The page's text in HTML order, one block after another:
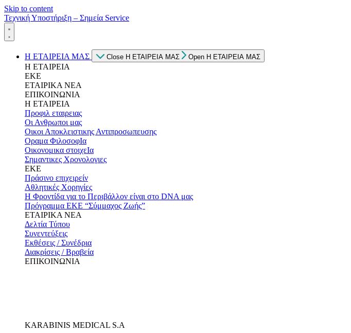
Skip to content
Τεχνική Υποστήριξη – Σημεία Service
Η ΕΤΑΙΡΕΙΑ ΜΑΣ Close Η ΕΤΑΙΡΕΙΑ ΜΑΣ Open Η ΕΤΑΙΡΕΙΑ ΜΑΣ
Η ΕΤΑΙΡΕΙΑ
ΕΚΕ
ΕΤΑΙΡΙΚΑ ΝΕΑ
ΕΠΙΚΟΙΝΩΝΙΑ
Η ΕΤΑΙΡΕΙΑ
Προφιλ εταιρειας
Οι Ανθρωποι μας
Οικοι Αποκλειστικης Αντιπροσωπευσης
Οραμα ΦιλοσοφΙα
Οικονομικα στοιχεΙα
Σημαντικες Χρονολογιες
ΕΚΕ
Πράσινο επιχειρείν
Αθλητικές Χορηγίες
Η Φροντίδα για το Περιβάλλον είναι στο DNA μας
Πρόγραμμα ΕΚΕ “Σύμμαχος Ζωής”
ΕΤΑΙΡΙΚΑ ΝΕΑ
Δελτία Τύπου
Συνεντεύξεις
Εκθέσεις / Συνέδρια
Διακρίσεις / Βραβεία
ΕΠΙΚΟΙΝΩΝΙΑ
KARABINIS MEDICAL S.A